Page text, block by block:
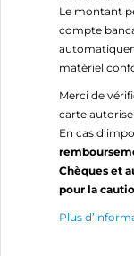
Le montant
compte
matériel
Merci de
carte
En cas
Chèques et
pour la
Plus